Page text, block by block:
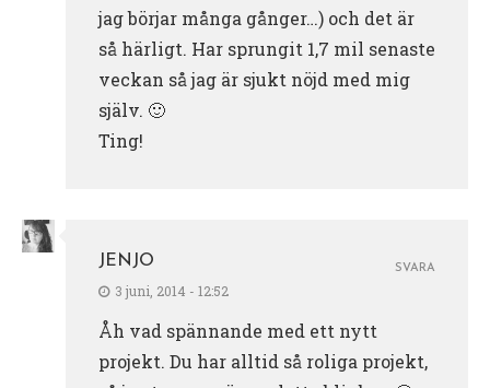
jag börjar många gånger…) och det är
så härligt. Har sprungit 1,7 mil senaste
veckan så jag är sjukt nöjd med mig
själv. 🙂
Ting!
JENJO
3 juni, 2014 - 12:52
Åh vad spännande med ett nytt
projekt. Du har alltid så roliga projekt,
SVARA